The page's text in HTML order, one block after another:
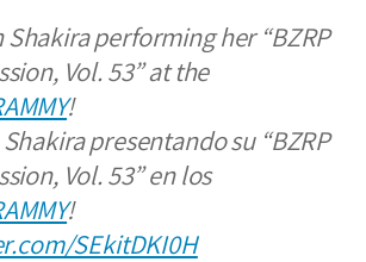
Shakira performing her “BZRP
Vol. 53” at the
!
Shakira presentando su “BZRP
Vol. 53” en los
!
SEkitDKI0H